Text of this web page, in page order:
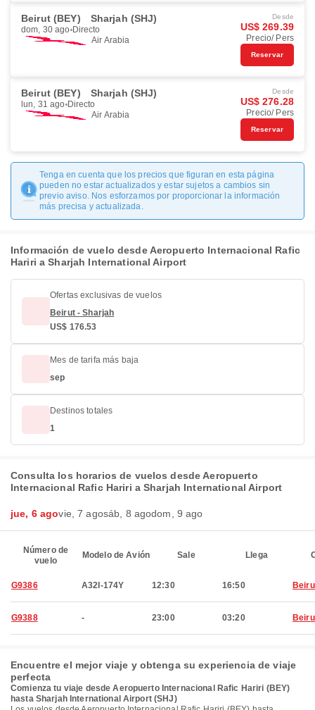
Beirut (BEY) Sharjah (SHJ)
dom, 30 ago Directo
Air Arabia
Desde
US$ 269.39
Precio/ Pers
Reservar
Beirut (BEY) Sharjah (SHJ)
lun, 31 ago Directo
Air Arabia
Desde
US$ 276.28
Precio/ Pers
Reservar
Tenga en cuenta que los precios que figuran en esta página
pueden no estar actualizados y estar sujetos a cambios sin
previo aviso. Nos esforzamos por proporcionar la información
más precisa y actualizada.
Información de vuelo desde Aeropuerto Internacional Rafic
Hariri a Sharjah International Airport
Ofertas exclusivas de vuelos
Beirut - Sharjah
US$ 176.53
Mes de tarifa más baja
sep
Destinos totales
1
Consulta los horarios de vuelos desde Aeropuerto
Internacional Rafic Hariri a Sharjah International Airport
jue, 6 agovie, 7 agosáb, 8 agodom, 9 ago
Número de
vuelo
Modelo de Avión Sale Llega
G9386 A32I-174Y 12:30 16:50
G9388 - 23:00 03:20
Encuentre el mejor viaje y obtenga su experiencia de viaje
perfecta
Comienza tu viaje desde Aeropuerto Internacional Rafic Hariri (BEY)
hasta Sharjah International Airport (SHJ)